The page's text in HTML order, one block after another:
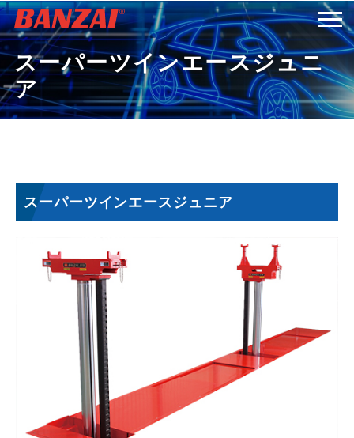
HOME
商品情報
採用情報
サービス＆サポート
ENGLISH
スーパーツインエースジュニ
ア
スーパーツインエースジュニア